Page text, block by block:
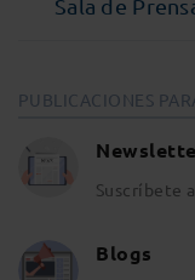
Sala de
PUBLICACIONES
Suscríbete
Blogs